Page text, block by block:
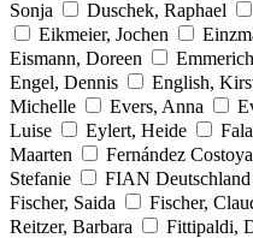
Sonja
Duschek, Raphael
Eikmeier, Jochen
Eismann, Doreen
Engel, Dennis
English,
Michelle
Evers, Anna
Luise
Eylert, Heide
Maarten
Fernández
Stefanie
FIAN Deutschland
Fischer, Saida
Fischer,
Reitzer, Barbara
Fittipaldi,